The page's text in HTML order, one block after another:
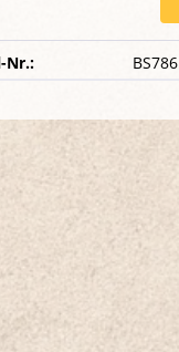
Nr.: BS786